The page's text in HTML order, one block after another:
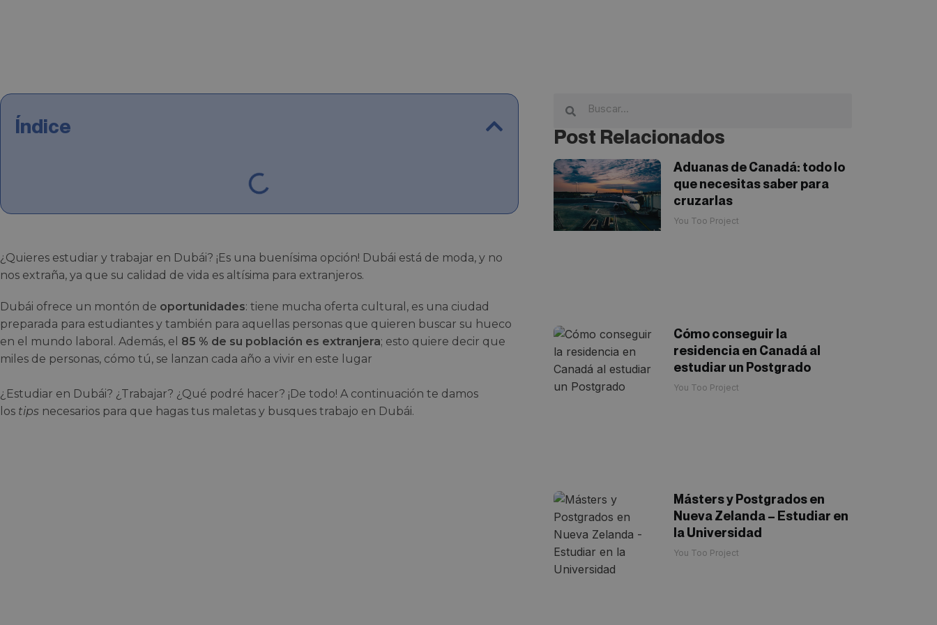
Índice
¿Quieres estudiar y trabajar en Dubái? ¡Es una buenísima opción! Dubái está de moda, y no
nos extraña, ya que su calidad de vida es altísima para extranjeros.
Dubái ofrece un montón de oportunidades: tiene mucha oferta cultural, es una ciudad
preparada para estudiantes y también para aquellas personas que quieren buscar su hueco
en el mundo laboral. Además, el 85 % de su población es extranjera; esto quiere decir que
miles de personas, cómo tú, se lanzan cada año a vivir en este lugar
¿Estudiar en Dubái? ¿Trabajar? ¿Qué podré hacer? ¡De todo! A continuación te damos
los tips necesarios para que hagas tus maletas y busques trabajo en Dubái.
Post Relacionados
Aduanas de Canadá: todo lo
que necesitas saber para
cruzarlas
You Too Project
Cómo conseguir la
residencia en Canadá al
estudiar un Postgrado
You Too Project
Másters y Postgrados en
Nueva Zelanda – Estudiar en
la Universidad
You Too Project